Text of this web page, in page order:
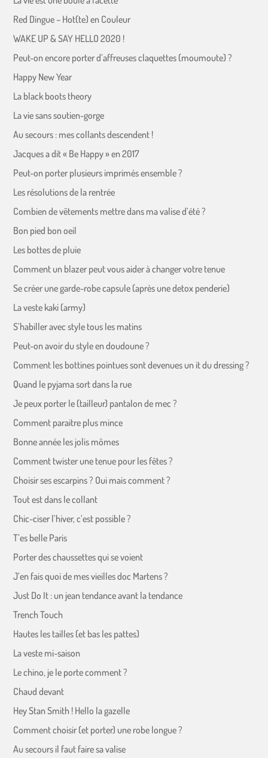
Red Dingue – Hot(te) en Couleur
WAKE UP & SAY HELLO 2020 !
Peut-on encore porter d’affreuses claquettes (moumoute) ?
Happy New Year
La black boots theory
La vie sans soutien-gorge
Au secours : mes collants descendent !
Jacques a dit « Be Happy » en 2017
Peut-on porter plusieurs imprimés ensemble ?
Les résolutions de la rentrée
Combien de vêtements mettre dans ma valise d’été ?
Bon pied bon oeil
Les bottes de pluie
Comment un blazer peut vous aider à changer votre tenue
Se créer une garde-robe capsule (après une detox penderie)
La veste kaki (army)
S’habiller avec style tous les matins
Peut-on avoir du style en doudoune ?
Comment les bottines pointues sont devenues un it du dressing ?
Quand le pyjama sort dans la rue
Je peux porter le (tailleur) pantalon de mec ?
Comment paraitre plus mince
Bonne année les jolis mômes
Comment twister une tenue pour les fêtes ?
Choisir ses escarpins ? Oui mais comment ?
Tout est dans le collant
Chic-ciser l’hiver, c’est possible ?
T’es belle Paris
Porter des chaussettes qui se voient
J’en fais quoi de mes vieilles doc Martens ?
Just Do It : un jean tendance avant la tendance
Trench Touch
Hautes les tailles (et bas les pattes)
La veste mi-saison
Le chino, je le porte comment ?
Chaud devant
Hey Stan Smith ! Hello la gazelle
Comment choisir (et porter) une robe longue ?
Au secours il faut faire sa valise